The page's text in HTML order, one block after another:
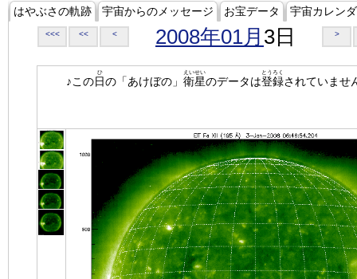
はやぶさの軌跡 宇宙からのメッセージ お宝データ 宇宙カレン
<<< << < 2008年01月 3日 >
♪この日
ひ
の「あけぼの」 衛星
えいせい
のデータは登録
とうろく
されていませ